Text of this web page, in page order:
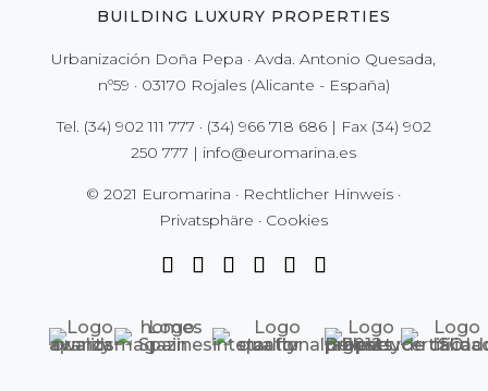
BUILDING LUXURY PROPERTIES
Urbanización Doña Pepa · Avda. Antonio Quesada,
nº59 · 03170 Rojales (Alicante - España)
Tel. (34) 902 111 777 · (34) 966 718 686| Fax (34) 902
250 777 | info@euromarina.es
© 2021 Euromarina · Rechtlicher Hinweis ·
Privatsphäre · Cookies